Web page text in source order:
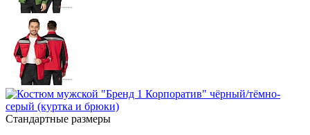
Стандартные размеры